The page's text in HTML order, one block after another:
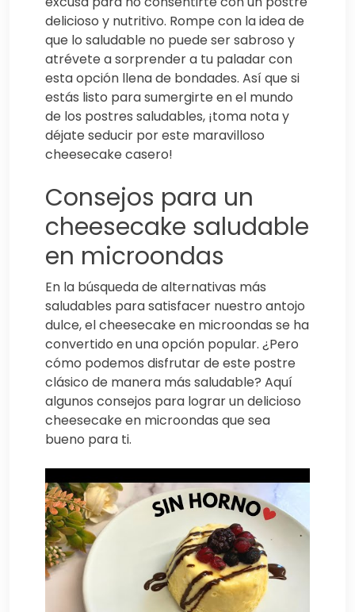
delicioso y nutritivo. Rompe con la idea de
que lo saludable no puede ser sabroso y
atrévete a sorprender a tu paladar con
esta opción llena de bondades. Así que si
estás listo para sumergirte en el mundo
de los postres saludables, ¡toma nota y
déjate seducir por este maravilloso
cheesecake casero!
Consejos para un
cheesecake saludable
en microondas
En la búsqueda de alternativas más
saludables para satisfacer nuestro antojo
dulce, el cheesecake en microondas se ha
convertido en una opción popular. ¿Pero
cómo podemos disfrutar de este postre
clásico de manera más saludable? Aquí
algunos consejos para lograr un delicioso
cheesecake en microondas que sea
bueno para ti.